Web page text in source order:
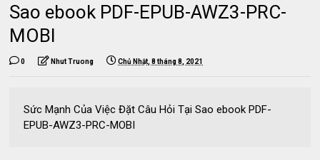
Sao ebook PDF-EPUB-AWZ3-PRC-
MOBI
0 Nhut Truong Chủ Nhật, 8 tháng 8, 2021
Sức Mạnh Của Việc Đặt Câu Hỏi Tại Sao ebook PDF-
EPUB-AWZ3-PRC-MOBI